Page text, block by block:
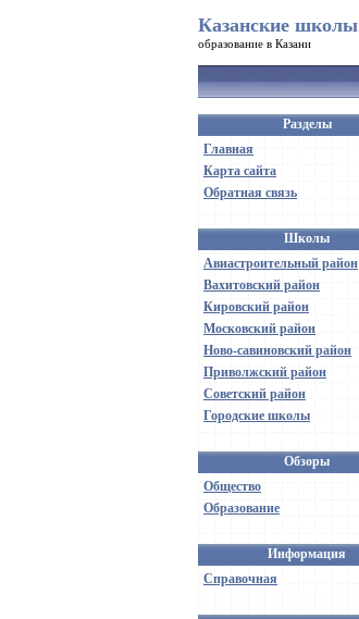
Казанские школы
образование в Казани
Разделы
Главная
Карта сайта
Обратная связь
Школы
Авиастроительный район
Вахитовский район
Кировский район
Московский район
Ново-савиновский район
Приволжский район
Советский район
Городские школы
Обзоры
Общество
Образование
Информация
Справочная